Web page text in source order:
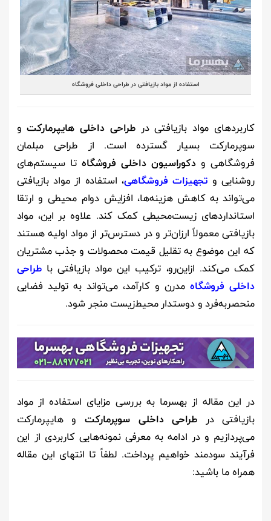
استفاده از مواد بازیافتی در طراحی داخلی فروشگاه‌
کاربردهای مواد بازیافتی درطراحی داخلی هایپرمارکتو
سوپرمارکت بسیار گسترده است. از طراحی مبلمان
فروشگاهی و دکوراسیون داخلی فروشگاه تا سیستم‌های
روشنایی و تجهیزات فروشگاهی، استفاده از مواد بازیافتی
می‌تواند به کاهش هزینه‌ها، افزایش دوام محیطی و ارتقا
استانداردهای زیست‌محیطی کمک کند. علاوه بر این، مواد
بازیافتی معمولاً ارزان‌تر و در دسترس‌تر از مواد اولیه هستند
که این موضوع به تقلیل قیمت محصولات و جذب مشتریان
کمک می‌کند. ازاین‌رو، ترکیب این مواد بازیافتی با طراحی
داخلی فروشگاه مدرن و کارآمد، می‌تواند به تولید فضایی
منحصربه‌فرد و دوستدار محیط‌زیست منجر شود.
در این مقاله از بهسرما به بررسی مزایای استفاده از مواد
بازیافتی درطراحی داخلی سوپرمارکتو هایپرمارکت
می‌پردازیم و در ادامه به معرفی نمونه‌هایی کاربردی از این
فرآیند سودمند خواهیم پرداخت. لطفاً تا انتهای این مقاله
همراه ما باشید: